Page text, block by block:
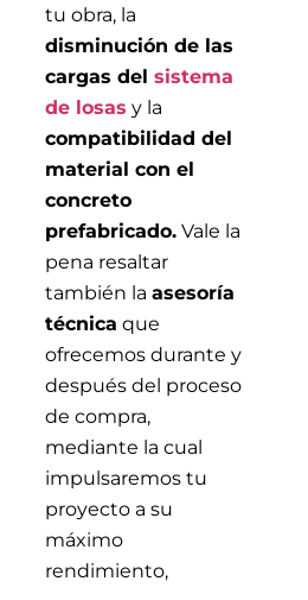
tu obra, la
disminución de las
cargas del sistema
de losas y la
compatibilidad del
material con el
concreto
prefabricado.Vale la
pena resaltar
también la asesoría
técnica que
ofrecemos durante y
después del proceso
de compra,
mediante la cual
impulsaremos tu
proyecto a su
máximo
rendimiento,